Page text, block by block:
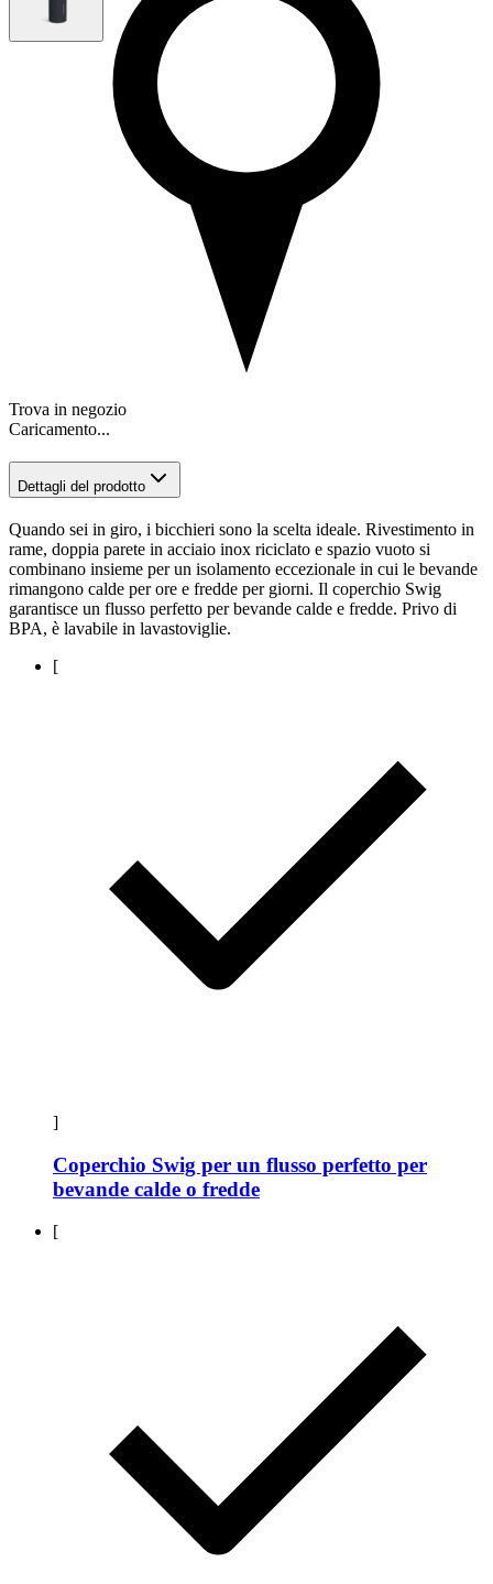
Trova in negozio
Caricamento...
Dettagli del prodotto
Quando sei in giro, i bicchieri sono la scelta ideale. Rivestimento in
rame, doppia parete in acciaio inox riciclato e spazio vuoto si
combinano insieme per un isolamento eccezionale in cui le bevande
rimangono calde per ore e fredde per giorni. Il coperchio Swig
garantisce un flusso perfetto per bevande calde e fredde. Privo di
BPA, è lavabile in lavastoviglie.
[
]
Coperchio Swig per un flusso perfetto per
bevande calde o fredde
[